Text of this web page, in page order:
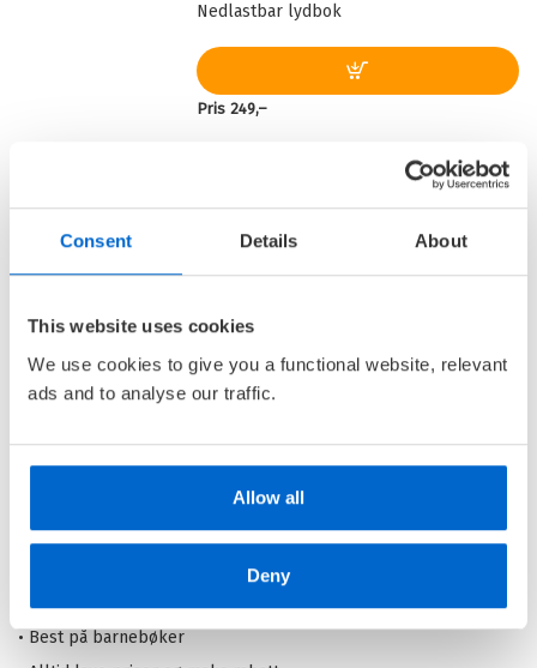
Consent Details About
This website uses cookies
We use cookies to give you a functional website, relevant
ads and to analyse our traffic.
Allow all
Deny
Nedlastbar lydbok
Pris 249,–
LasseMajas Detektivbyrå -
Karnevalsmysteriet
Pris 269,–
Barnas Egen Bokverden – 100% leselyst!
Din barnebokhandel på nett
• Best på barnebøker